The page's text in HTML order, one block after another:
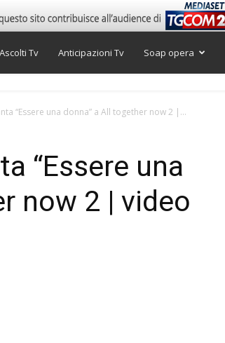
Ascolti Tv Anticipazioni Tv Soap opera
“Essere una donna” a All together now 2 |...
“Essere una
now 2 | video